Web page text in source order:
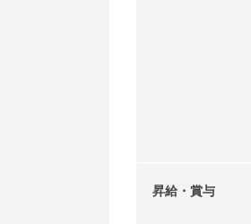
昇給・賞与